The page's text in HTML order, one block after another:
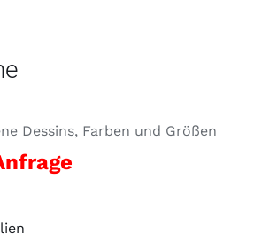
Dessins, Farben und Größen